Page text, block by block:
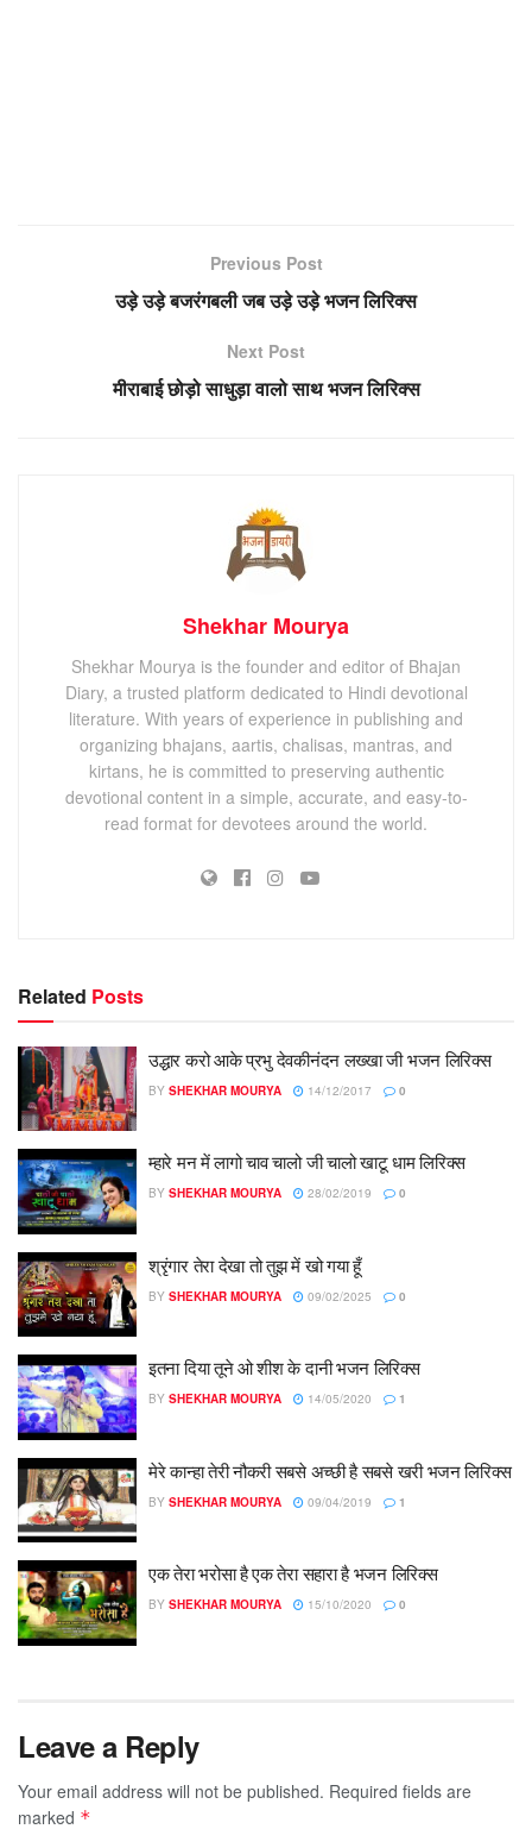
Previous Post
उड़े उड़े बजरंगबली जब उड़े उड़े भजन लिरिक्स
Next Post
मीराबाई छोड़ो साधुड़ा वालो साथ भजन लिरिक्स
Shekhar Mourya
Shekhar Mourya is the founder and editor of Bhajan
Diary, a trusted platform dedicated to Hindi devotional
literature. With years of experience in publishing and
organizing bhajans, aartis, chalisas, mantras, and
kirtans, he is committed to preserving authentic
devotional content in a simple, accurate, and easy-to-
read format for devotees around the world.
Related Posts
उद्धार करो आके प्रभु देवकीनंदन लख्खा जी भजन लिरिक्स
BY SHEKHAR MOURYA 14/12/2017 0
म्हारे मन में लागो चाव चालो जी चालो खाटू धाम लिरिक्स
BY SHEKHAR MOURYA 28/02/2019 0
श्रृंगार तेरा देखा तो तुझ में खो गया हूँ
BY SHEKHAR MOURYA 09/02/2025 0
इतना दिया तूने ओ शीश के दानी भजन लिरिक्स
BY SHEKHAR MOURYA 14/05/2020 1
मेरे कान्हा तेरी नौकरी सबसे अच्छी है सबसे खरी भजन लिरिक्स
BY SHEKHAR MOURYA 09/04/2019 1
एक तेरा भरोसा है एक तेरा सहारा है भजन लिरिक्स
BY SHEKHAR MOURYA 15/10/2020 0
Leave a Reply
Your email address will not be published. Required fields are
marked *